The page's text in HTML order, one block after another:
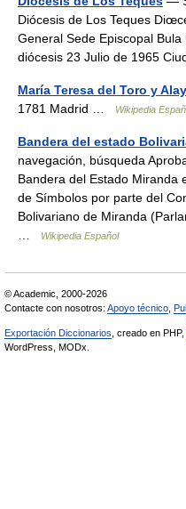
Diócesis de Los Teques
General Sede Episcopal
diócesis 23 Julio de 1965
María Teresa del Toro y
1781 Madrid …
Wikipedia
Bandera del estado
navegación, búsqueda
Bandera del Estado Miranda
de Símbolos por parte del
Bolivariano de Miranda
Wikipedia Español
© Academic, 2000-2026
Contacte con nosotros: Apoyo técnico
Exportación Diccionarios , creado en PHP,
WordPress, MODx.